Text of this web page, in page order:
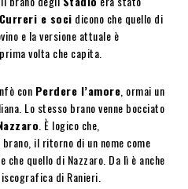
Curreri e soci dicono che quello di
e la versione attuale è
volta che capita.
con Perdere l’amore , ormai un
Lo stesso brano venne bocciato
. È logico che,
il ritorno di un nome come
quello di Nazzaro. Da lì è anche
di Ranieri.